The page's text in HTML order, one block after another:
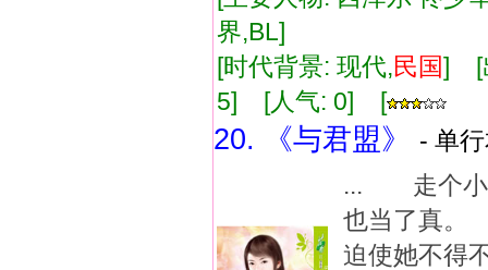
界,BL]
[时代背景: 现代,民国] [
5] [人气: 0] [
20. 《与君盟》
- 单
... 走个小
也当了真
迫使她不